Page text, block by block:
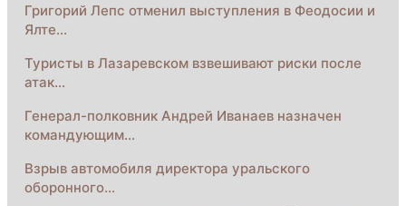
Григорий Лепс отменил выступления в Феодосии и
Ялте…
Туристы в Лазаревском взвешивают риски после
атак…
Генерал-полковник Андрей Иванаев назначен
командующим…
Взрыв автомобиля директора уральского
оборонного…